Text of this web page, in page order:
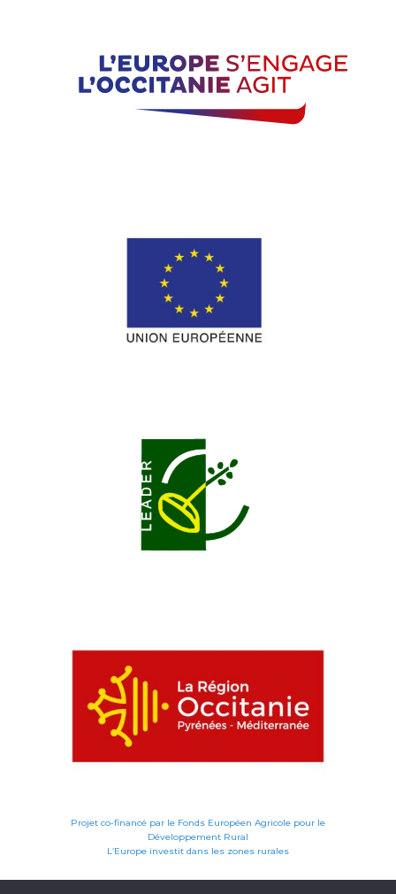
Projet co-financé par le Fonds Européen Agricole pour le
Développement Rural
L’Europe investit dans les zones rurales